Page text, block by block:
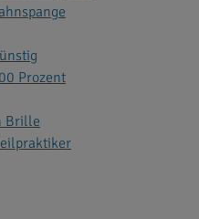
Prozent
Brille